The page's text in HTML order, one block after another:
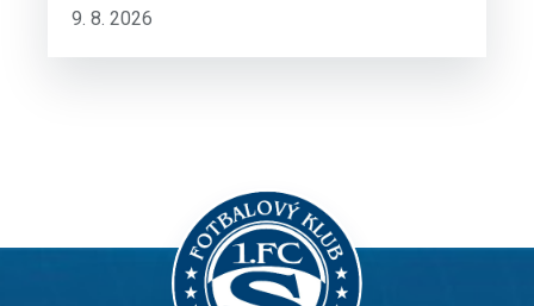
9. 8. 2026